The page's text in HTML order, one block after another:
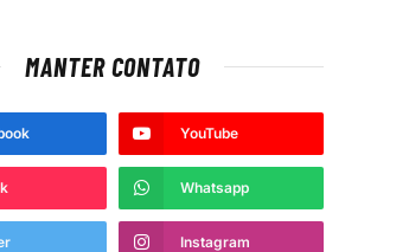
MANTER CONTATO
YouTube
Whatsapp
Instagram